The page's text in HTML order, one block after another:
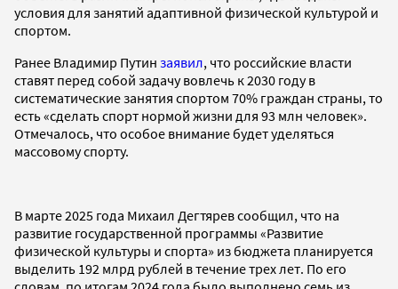
условия для занятий адаптивной физической культурой и
спортом.
Ранее Владимир Путин заявил, что российские власти
ставят перед собой задачу вовлечь к 2030 году в
систематические занятия спортом 70% граждан страны, то
есть «сделать спорт нормой жизни для 93 млн человек».
Отмечалось, что особое внимание будет уделяться
массовому спорту.
В марте 2025 года Михаил Дегтярев сообщил, что на
развитие государственной программы «Развитие
физической культуры и спорта» из бюджета планируется
выделить 192 млрд рублей в течение трех лет. По его